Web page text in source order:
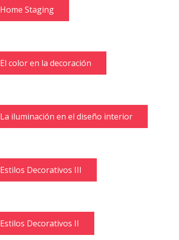
Home Staging
El color en la decoración
La iluminación en el diseño interior
Estilos Decorativos III
Estilos Decorativos II